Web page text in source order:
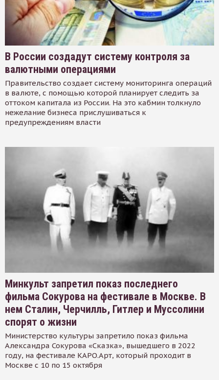
В России создадут систему контроля за
валютными операциями
Правительство создает систему мониторинга операций
в валюте, с помощью которой планирует следить за
оттоком капитала из России. На это кабмин толкнуло
нежелание бизнеса прислушиваться к
предупреждениям власти
Минкульт запретил показ последнего
фильма Сокурова на фестивале в Москве. В
нем Сталин, Черчилль, Гитлер и Муссолини
спорят о жизни
Министерство культуры запретило показ фильма
Александра Сокурова «Сказка», вышедшего в 2022
году, на фестивале КАРО.Арт, который проходит в
Москве с 10 по 15 октября